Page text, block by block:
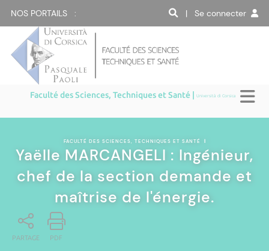
NOS PORTAILS : | Se connecter
Faculté des Sciences, Techniques et Santé |Università di Corsica
FACULTÉ DES SCIENCES, TECHNIQUES ET SANTÉ |
Yaëlle MARCANGELI : Ingénieur,
chef de la section demande et
maîtrise de l'énergie.
PARTAGE PDF